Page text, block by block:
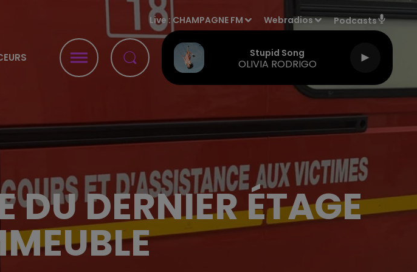
Live : CHAMPAGNE FM Webradios Podcasts
Stupid Song
OLIVIA RODRIGO
DU DERNIER ÉTAGE